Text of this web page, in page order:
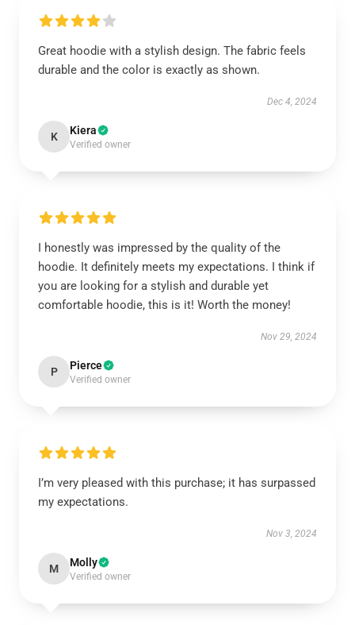
Great hoodie with a stylish design. The fabric feels
durable and the color is exactly as shown.
Dec 4, 2024
K Kiera
Verified owner
I honestly was impressed by the quality of the
hoodie. It definitely meets my expectations. I think if
you are looking for a stylish and durable yet
comfortable hoodie, this is it! Worth the money!
Nov 29, 2024
P Pierce
Verified owner
I’m very pleased with this purchase; it has surpassed
my expectations.
Nov 3, 2024
M Molly
Verified owner